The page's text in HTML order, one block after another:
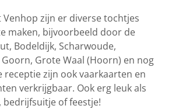
Venhop zijn er diverse tochtjes
maken, bijvoorbeeld door de
Bodeldijk, Scharwoude,
Grote Waal (Hoorn) en nog
receptie zijn ook vaarkaarten en
verkrijgbaar. Ook erg leuk als
of feestje!